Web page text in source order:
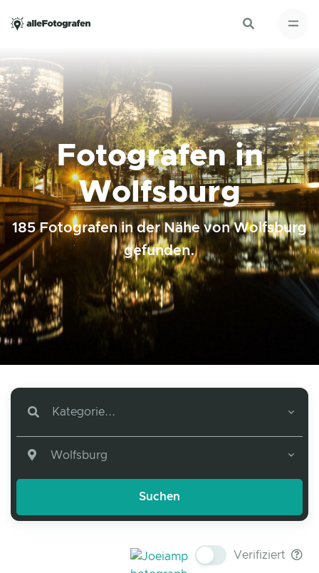
Fotografen in
Wolfsburg
185 Fotografen in der Nähe von Wolfsburg
gefunden.
Kategorie...
Wolfsburg
Verifiziert